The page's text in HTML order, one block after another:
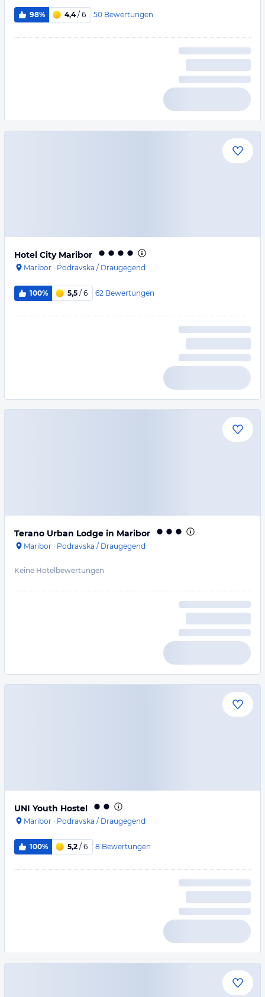
98% 4,4/ 6 50 Bewertungen
Hotel City Maribor
Maribor · Podravska / Draugegend
100% 5,5 / 6 62 Bewertungen
Terano Urban Lodge in Maribor
Maribor · Podravska / Draugegend
Keine Hotelbewertungen
UNI Youth Hostel
Maribor · Podravska / Draugegend
100% 5,2 / 6 8 Bewertungen